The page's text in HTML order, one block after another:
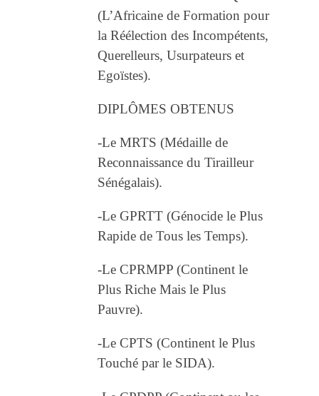
(L’Africaine de Formation pour
la Réélection des Incompétents,
Querelleurs, Usurpateurs et
Egoïstes).
DIPLÔMES OBTENUS
-Le MRTS (Médaille de
Reconnaissance du Tirailleur
Sénégalais).
-Le GPRTT (Génocide le Plus
Rapide de Tous les Temps).
-Le CPRMPP (Continent le
Plus Riche Mais le Plus
Pauvre).
-Le CPTS (Continent le Plus
Touché par le SIDA).